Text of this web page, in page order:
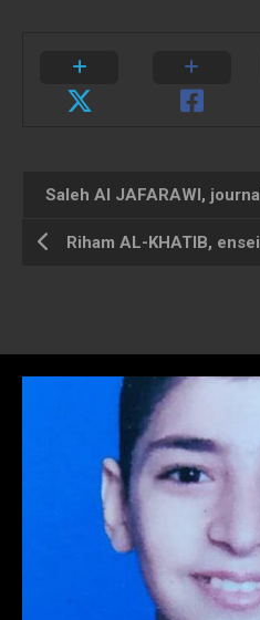
Saleh AI JAFARAWI,
Riham AL-KHATIB,